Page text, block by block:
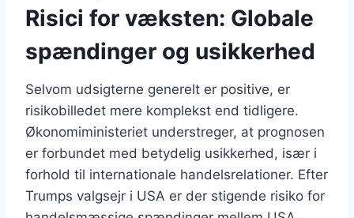
Risici for væksten: Globale
spændinger og usikkerhed
Selvom udsigterne generelt er positive, er
risikobilledet mere komplekst end tidligere.
Økonomiministeriet understreger, at prognosen
er forbundet med betydelig usikkerhed, især i
forhold til internationale handelsrelationer. Efter
Trumps valgsejr i USA er der stigende risiko for